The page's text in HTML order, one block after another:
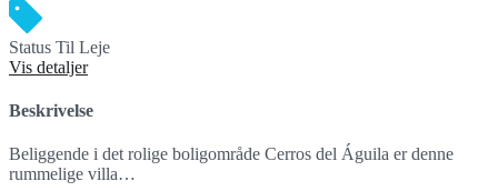
Status Til Leje
Vis detaljer
Beskrivelse
Beliggende i det rolige boligområde Cerros del Águila er denne
rummelige villa…